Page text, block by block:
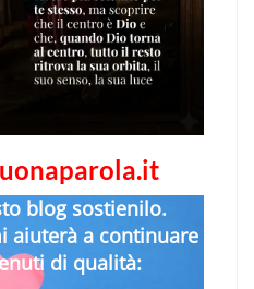
blog sostienilo.
aiuterà a continuare
di qualità: